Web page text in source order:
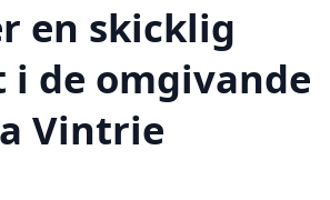
en skicklig
i de omgivande
Vintrie